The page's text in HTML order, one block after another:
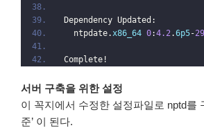
Dependency Updated:
  ntpdate.
x86_64 0:4.2 .6p5-
Complete!
서버 구축을 위한 설정
이 꼭지에서 수정한 설정파일로 nptd를
준’ 이 된다.